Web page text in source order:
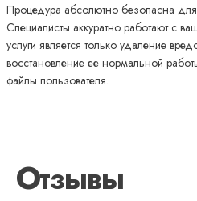
Процедура абсолютно безопасна
Специалисты аккуратно работают с
услуги является только удаление
восстановление ее нормальной
файлы пользователя.
Отзывы